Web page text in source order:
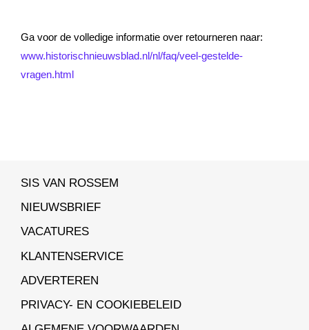
Ga voor de volledige informatie over retourneren naar:
www.historischnieuwsblad.nl/nl/faq/veel-gestelde-
vragen.html
SIS VAN ROSSEM
NIEUWSBRIEF
VACATURES
KLANTENSERVICE
ADVERTEREN
PRIVACY- EN COOKIEBELEID